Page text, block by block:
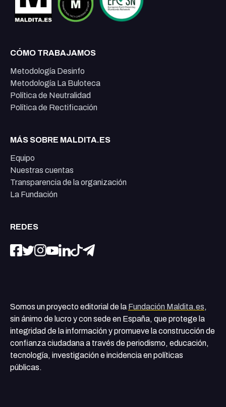
CÓMO TRABAJAMOS
Metodología Desinfo
Metodología La Buloteca
Política de Neutralidad
Política de Rectificación
MÁS SOBRE MALDITA.ES
Equipo
Nuestras cuentas
Transparencia de la organización
La Fundación
REDES
Somos un proyecto editorial de la Fundación Maldita.es,
sin ánimo de lucro y con sede en España, que protege la
integridad de la información y promueve la construcción de
confianza ciudadana a través de periodismo, educación,
tecnología, investigación e incidencia en políticas
públicas.